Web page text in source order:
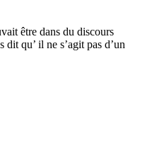
être dans du discours
qu’ il ne s’agit pas d’un